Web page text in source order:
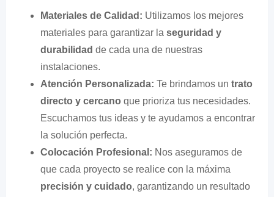
Materiales de Calidad: Utilizamos los mejores
materiales para garantizar la seguridad y
durabilidad de cada una de nuestras
instalaciones.
Atención Personalizada: Te brindamos un trato
directo y cercano que prioriza tus necesidades.
Escuchamos tus ideas y te ayudamos a encontrar
la solución perfecta.
Colocación Profesional: Nos aseguramos de
que cada proyecto se realice con la máxima
precisión y cuidado, garantizando un resultado